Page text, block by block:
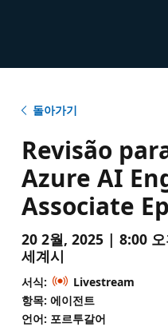
돌아가기
Revisão
Azure AI
Associate
20 2월, 2025 | 8:00
세계시
서식:
Livestream
항목: 에이전트
언어: 포르투갈어